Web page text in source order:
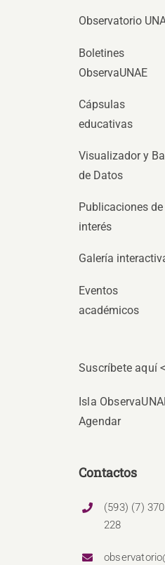
Observatorio
Boletines
ObservaUNAE
Cápsulas
educativas
Visualizador y
de Datos
Publicaciones de
interés
Galería
Eventos
académicos
Suscríbete aquí
Isla
Agendar
Contactos
(593) (7)
228